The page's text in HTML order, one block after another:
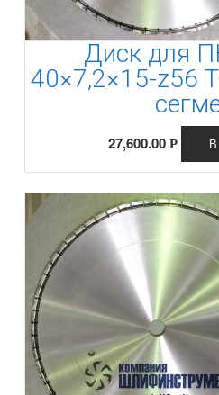
Диск для
40×7,2×15-z56
27,600.00 Р